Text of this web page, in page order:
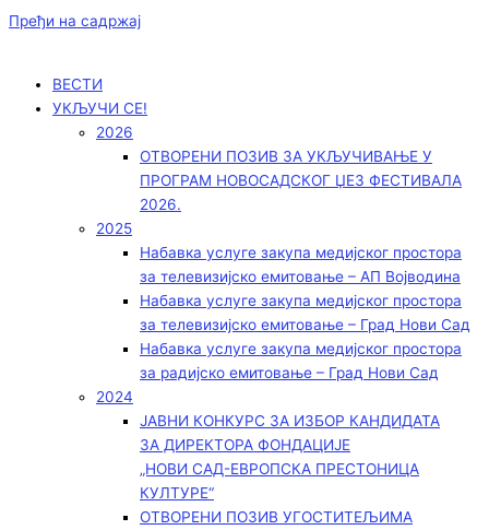
Пређи на садржај
ВЕСТИ
УКЉУЧИ СЕ!
2026
ОТВОРЕНИ ПОЗИВ ЗА УКЉУЧИВАЊЕ У
ПРОГРАМ НОВОСАДСКОГ ЏЕЗ ФЕСТИВАЛА
2026.
2025
Набавка услуге закупа медијског простора
за телевизијско емитовање – АП Војводинa
Набавка услуге закупа медијског простора
за телевизијско емитовање – Град Нови Сад
Набавка услуге закупа медијског простора
за радијско емитовање – Град Нови Сад
2024
ЈАВНИ КОНКУРС ЗА ИЗБОР КАНДИДАТА
ЗА ДИРЕКТОРА ФОНДАЦИЈЕ
„НОВИ САД-ЕВРОПСКА ПРЕСТОНИЦА
КУЛТУРЕ“
ОТВОРЕНИ ПОЗИВ УГОСТИТЕЉИМА